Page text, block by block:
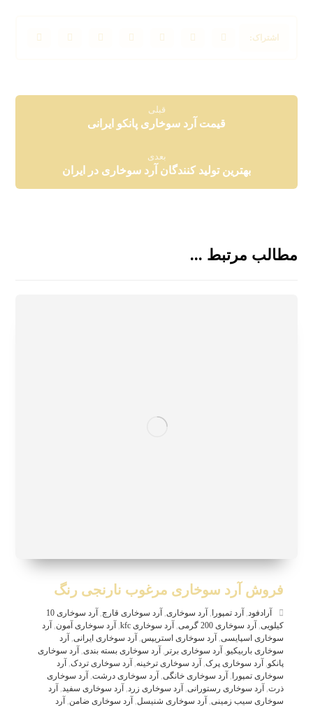
قبلی
قیمت آرد سوخاری پانکو ایرانی
بعدی
بهترین تولید کنندگان آرد سوخاری در ایران
مطالب مرتبط ...
فروش آرد سوخاری مرغوب نارنجی رنگ
آرادفود, آرد تمپورا , آرد سوخاری, آرد سوخاری قارچ,
آرد سوخاری 10
کیلویی, آرد سوخاری 200 گرمی , آرد سوخاری kfc , آرد سوخاری آمون, آرد
سوخاری اسپایسی, آرد سوخاری استریپس, آرد سوخاری ایرانی, آرد
سوخاری باربیکیو, آرد سوخاری برتر , آرد سوخاری بسته بندی, آرد سوخاری
پانکو, آرد سوخاری پرک, آرد سوخاری ترخینه, آرد سوخاری تردک, آرد
سوخاری تمپورا , آرد سوخاری خانگی, آرد سوخاری درشت, آرد سوخاری
ذرت, آرد سوخاری رستورانی, آرد سوخاری زرد, آرد سوخاری سفید, آرد
سوخاری سیب زمینی, آرد سوخاری شنیسل, آرد سوخاری ضامن, آرد